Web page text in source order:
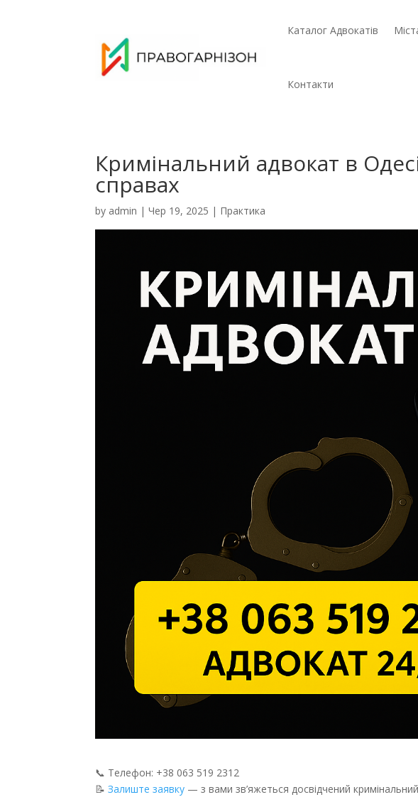
Каталог Адвокатів
Контакти
Кримінальний адвокат в
справах
by admin |Чер 19, 2025 | Практика
📞 Телефон: +38 063 519 2312
📝Залиште заявку — з вами зв’яжеться досвідчений